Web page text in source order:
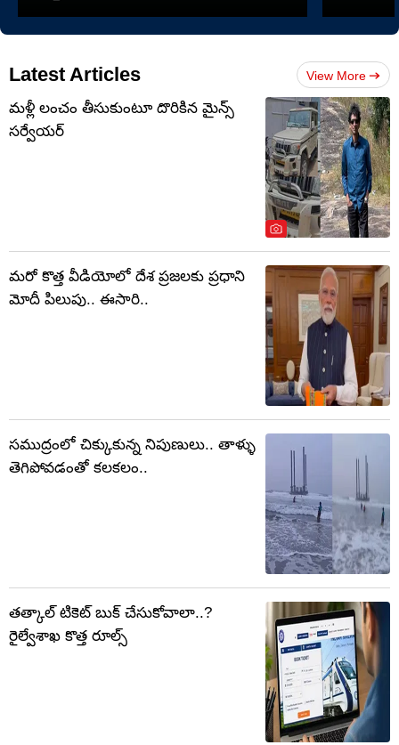
Latest Articles View More
మళ్లీ లంచం తీసుకుంటూ దొరికిన మైన్స్
సర్వేయర్
మరో కొత్త వీడియోలో దేశ ప్రజలకు ప్రధాని
మోదీ పిలుపు.. ఈసారి..
సముద్రంలో చిక్కుకున్న నిపుణులు.. తాళ్ళు
తెగిపోవడంతో కలకలం..
తత్కాల్ టికెట్ బుక్ చేసుకోవాలా..?
రైల్వేశాఖ కొత్త రూల్స్